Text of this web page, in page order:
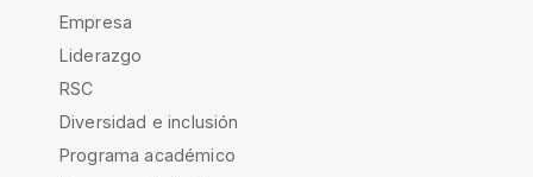
Empresa
Liderazgo
RSC
Diversidad e inclusión
Programa académico